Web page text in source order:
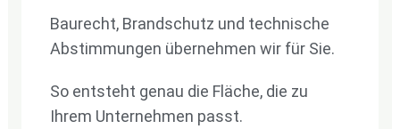
Baurecht, Brandschutz und technische
Abstimmungen übernehmen wir für Sie.
So entsteht genau die Fläche, die zu
Ihrem Unternehmen passt.